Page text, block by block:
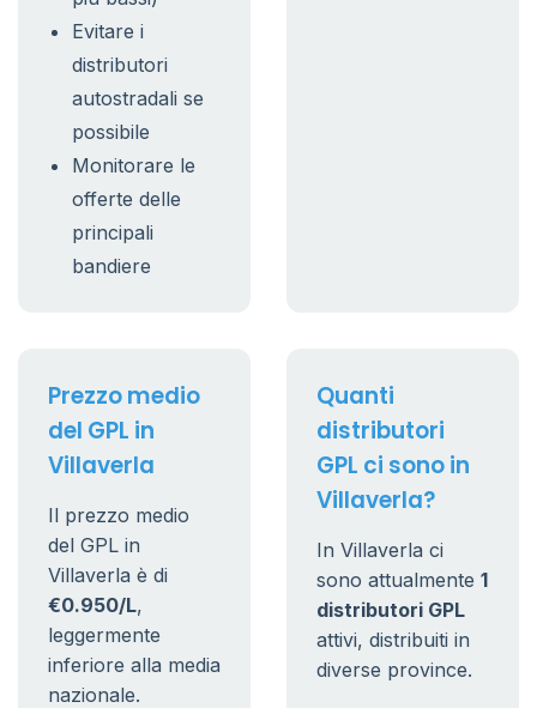
Evitare i
distributori
autostradali se
possibile
Monitorare le
offerte delle
principali
bandiere
Prezzo medio
del GPL in
Villaverla
Il prezzo medio
del GPL in
Villaverla è di
€0.950/L,
leggermente
inferiore alla media
nazionale.
Quanti
distributori
GPL ci sono in
Villaverla?
In Villaverla ci
sono attualmente 1
distributori GPL
attivi, distribuiti in
diverse province.